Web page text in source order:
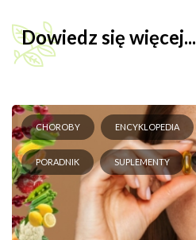
Dowiedz się więcej...
CHOROBY ENCYKLOPEDIA
PORADNIK SUPLEMENTY